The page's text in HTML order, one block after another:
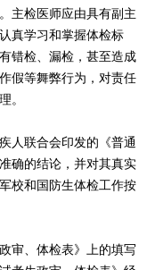
主检医师应由具有副主
真学习和掌握体检标
错检、漏检，甚至造成
假等舞弊行为，对责任
。
人联合会印发的《普通
确的结论，并对其真实
校和国防生体检工作按
审、体检表》上的填写